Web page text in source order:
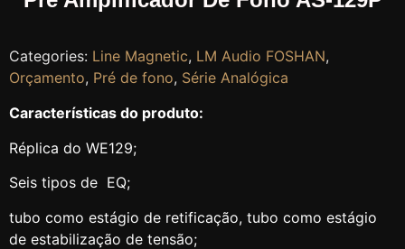
Categories: Line Magnetic, LM Audio FOSHAN,
Orçamento, Pré de fono, Série Analógica
Características do produto:
Réplica do WE129;
Seis tipos de EQ;
tubo como estágio de retificação, tubo como estágio
de estabilização de tensão;